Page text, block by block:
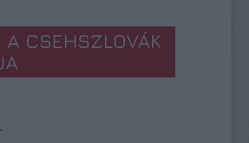
A CSEHSZLOVÁK